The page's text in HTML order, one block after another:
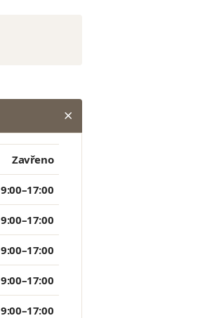
Zavřeno
9:00–17:00
9:00–17:00
9:00–17:00
9:00–17:00
9:00–17:00